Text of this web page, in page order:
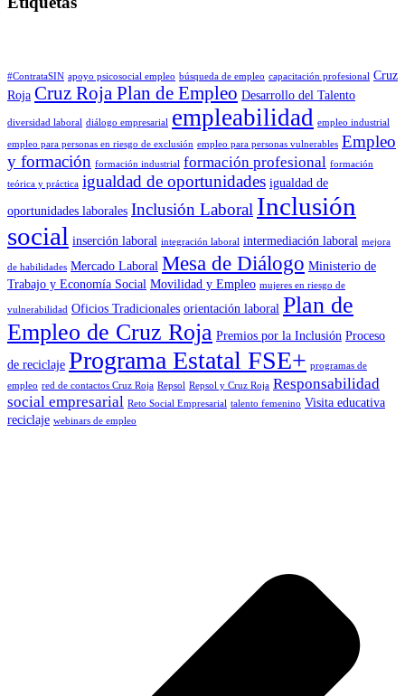
#ContrataSIN apoyo psicosocial empleo búsqueda de empleo capacitación profesional Cruz
Roja Cruz Roja Plan de Empleo Desarrollo del Talento
diversidad laboral diálogo empresarial empleabilidad empleo industrial
empleo para personas en riesgo de exclusión empleo para personas vulnerables Empleo
y formación formación industrial formación profesional formación
teórica y práctica igualdad de oportunidades igualdad de
oportunidades laborales Inclusión Laboral Inclusión
social inserción laboral integración laboral intermediación laboral mejora
de habilidades Mercado Laboral Mesa de Diálogo Ministerio de
Trabajo y Economía Social Movilidad y Empleo mujeres en riesgo de
vulnerabilidad Oficios Tradicionales orientación laboral Plan de
Empleo de Cruz Roja Premios por la Inclusión Proceso
de reciclaje Programa Estatal FSE+ programas de
empleo red de contactos Cruz Roja Repsol Repsol y Cruz Roja Responsabilidad
social empresarial Reto Social Empresarial talento femenino Visita educativa
reciclaje webinars de empleo